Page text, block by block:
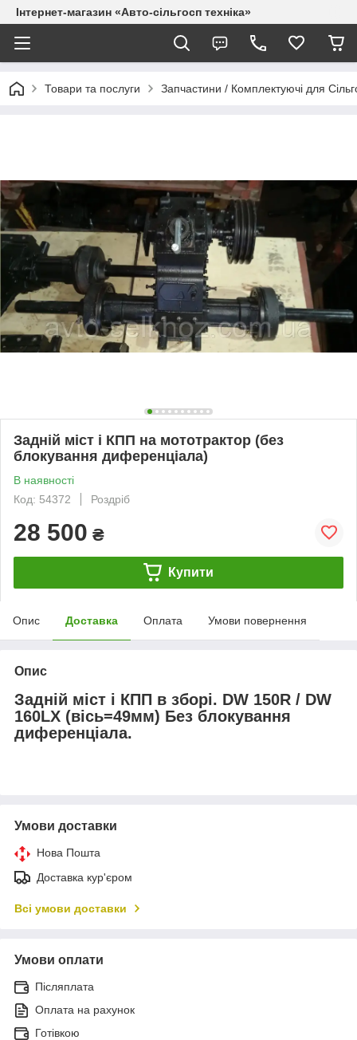
Інтернет-магазин «Авто-сільгосп техніка»
Товари та послуги Запчастини / Комплектуючі для
Задній міст і КПП на мототрактор (без
блокування диференціала)
В наявності
Код: 54372
Роздріб
28 500 ₴
Купити
Опис Доставка Оплата Умови повернення
Опис
Задній міст і КПП в зборі. DW 150R / DW
160LX (вісь=49мм) Без блокування
диференціала.
Умови доставки
Нова Пошта
Доставка кур'єром
Всі умови доставки
Умови оплати
Післяплата
Оплата на рахунок
Готівкою